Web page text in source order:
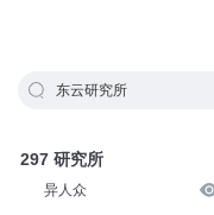
东云研究所
297 研究所
异人众